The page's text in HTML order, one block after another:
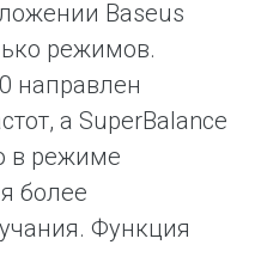
Baseus
режимов.
направлен
а SuperBalance
в режиме
более
Функция